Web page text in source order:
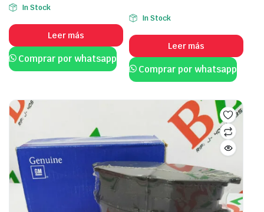
In Stock
Leer más
Comprar por whatsapp
In Stock
Leer más
Comprar por whatsapp